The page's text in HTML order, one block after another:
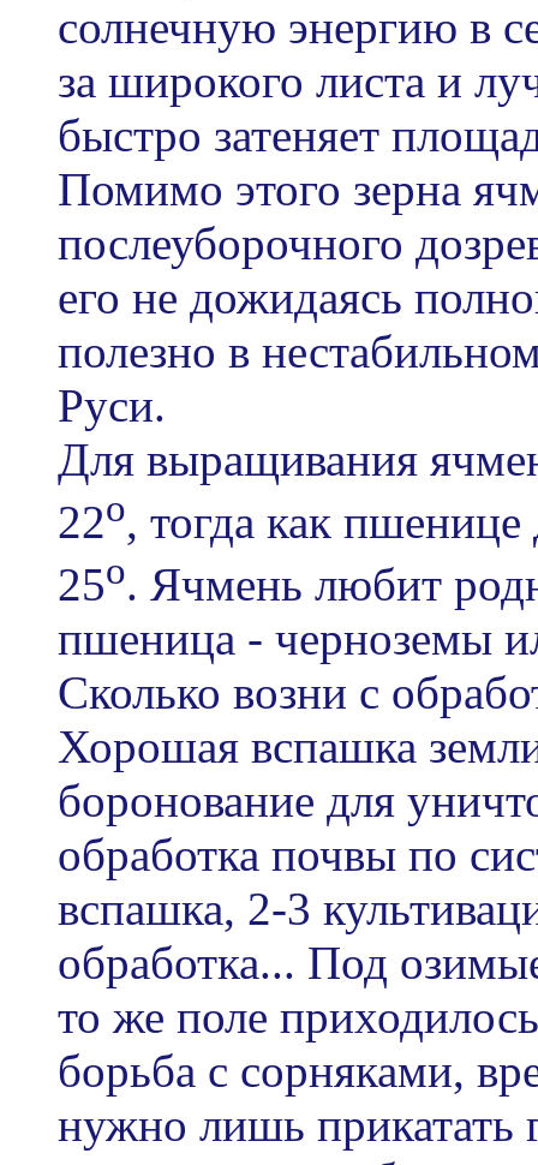
солнечную энергию в
за широкого листа и
быстро затеняет
Помимо этого зерна
послеуборочного
его не дожидаясь
полезно в
Руси.
Для выращивания
22o, тогда как пшенице
25o. Ячмень любит
пшеница - черноземы
Сколько возни с
Хорошая вспашка
боронование для
обработка почвы по
вспашка, 2-3
обработка... Под
то же поле
борьба с сорняками,
нужно лишь прикатать